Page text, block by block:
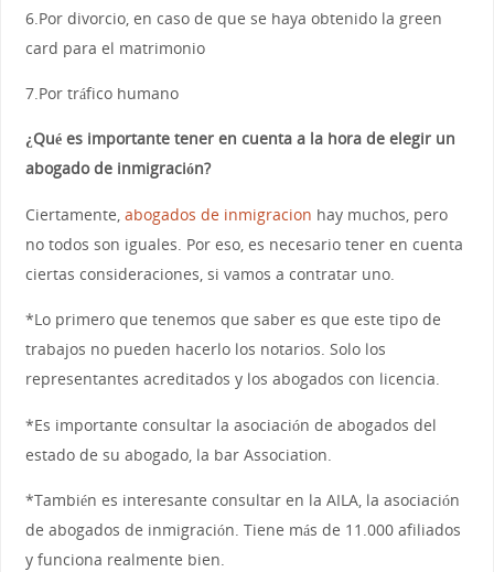
6.Por divorcio, en caso de que se haya obtenido la green
card para el matrimonio
7.Por tráfico humano
¿Qué es importante tener en cuenta a la hora de elegir un
abogado de inmigración?
Ciertamente, abogados de inmigracion hay muchos, pero
no todos son iguales. Por eso, es necesario tener en cuenta
ciertas consideraciones, si vamos a contratar uno.
*Lo primero que tenemos que saber es que este tipo de
trabajos no pueden hacerlo los notarios. Solo los
representantes acreditados y los abogados con licencia.
*Es importante consultar la asociación de abogados del
estado de su abogado, la bar Association.
*También es interesante consultar en la AILA, la asociación
de abogados de inmigración. Tiene más de 11.000 afiliados
y funciona realmente bien.